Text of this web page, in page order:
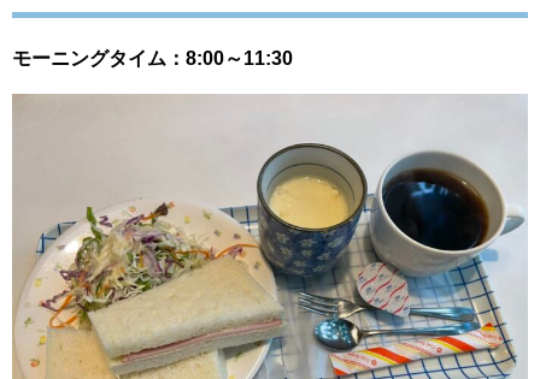
モーニングタイム：8:00～11:30